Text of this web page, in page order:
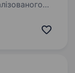
ти хочеш